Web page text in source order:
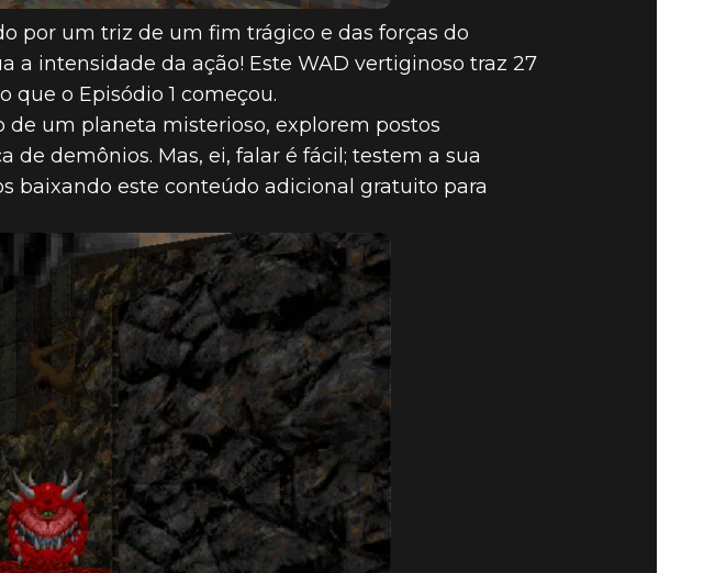
por um triz de um fim trágico e das forças do
a intensidade da ação! Este WAD vertiginoso traz 27
que o Episódio 1 começou.
um planeta misterioso, explorem postos
demônios. Mas, ei, falar é fácil; testem a sua
baixando este conteúdo adicional gratuito para